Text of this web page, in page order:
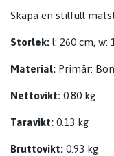
Skapa en stilfull
Storlek: l: 260 cm, w:
Material: Primär:
Nettovikt: 0.80 kg
Taravikt: 0.13 kg
Bruttovikt: 0.93 kg